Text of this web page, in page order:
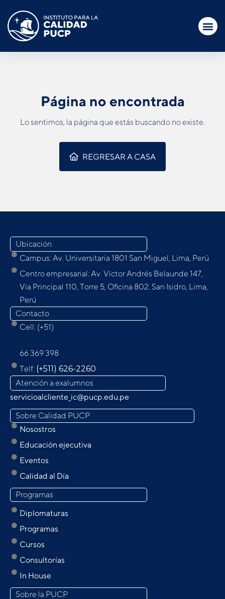
Página no encontrada
Lo sentimos, la página que estás buscando no existe.
REGRESAR A CASA
Ubicación
Campus: Av. Universitaria 1801 San Miguel, Lima, Perú
Centro empresarial: Av. Víctor Andrés Belaunde 147,
Vía Principal 110, Torre 5, Oﬁcina 802. San Isidro, Lima,
Perú
Contacto
Cell: (+51)
66 369 398
Telf: (+511) 626-2260
Atención a exalumnos
servicioalcliente_ic@pucp.edu.pe
Sobre Calidad PUCP
Nosostros
Educación ejecutiva
Eventos
Calidad al Día
Programas
Diplomaturas
Programas
Cursos
Consultorías
In House
Sobre la PUCP